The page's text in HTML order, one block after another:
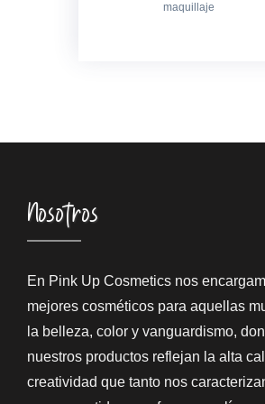
maquillaje
Nosotros
En Pink Up Cosmetics nos
mejores cosméticos para aquellas
la belleza, color y vanguardismo,
nuestros productos reflejan la alta
creatividad que tanto nos